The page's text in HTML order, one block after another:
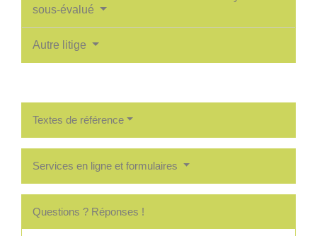
sous-évalué
Autre litige
Textes de référence
Services en ligne et formulaires
Questions ? Réponses !